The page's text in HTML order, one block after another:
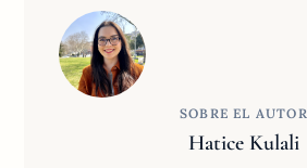
SOBRE EL AUTOR
Hatice Kulali